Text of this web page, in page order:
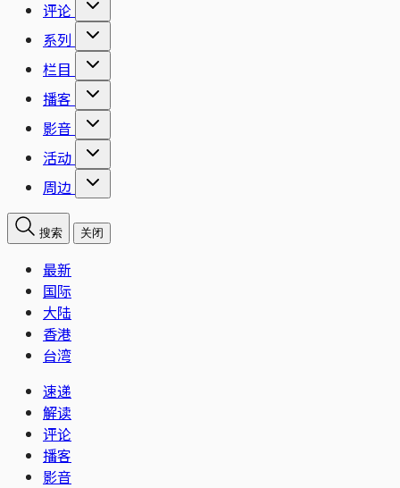
评论
系列
栏目
播客
影音
活动
周边
搜索 关闭
最新
国际
大陆
香港
台湾
速递
解读
评论
播客
影音